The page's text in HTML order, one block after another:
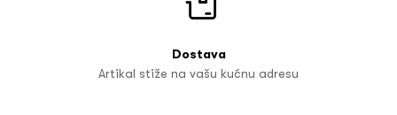
Dostava
Artikal stiže na vašu kućnu adresu